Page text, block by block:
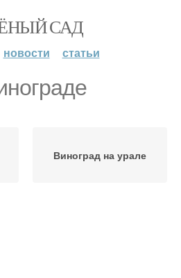
САД
новости статьи
Виноград на урале